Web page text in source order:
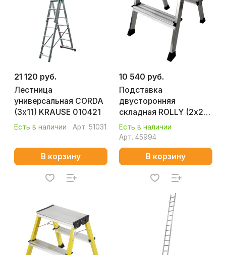
21 120 руб.
Лестница
универсальная CORDA
(3х11) KRAUSE 010421
Есть в наличии Арт. 51031
В корзину
10 540 руб.
Подставка
двусторонняя
складная ROLLY (2х2)
KRAUSE 130037
Есть в наличии
Арт. 45994
В корзину